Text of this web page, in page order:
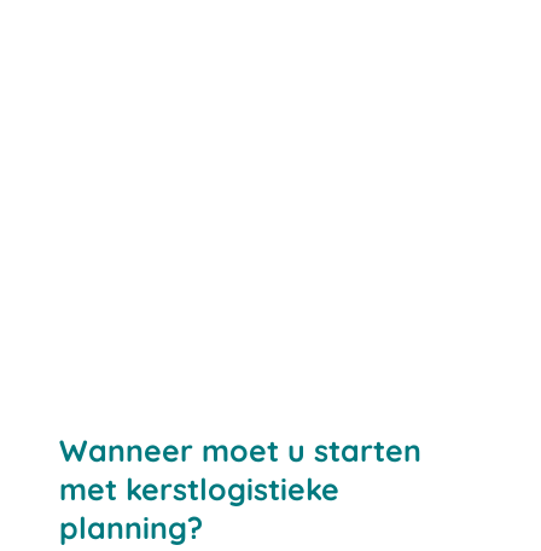
Wanneer moet u starten
met kerstlogistieke
planning?